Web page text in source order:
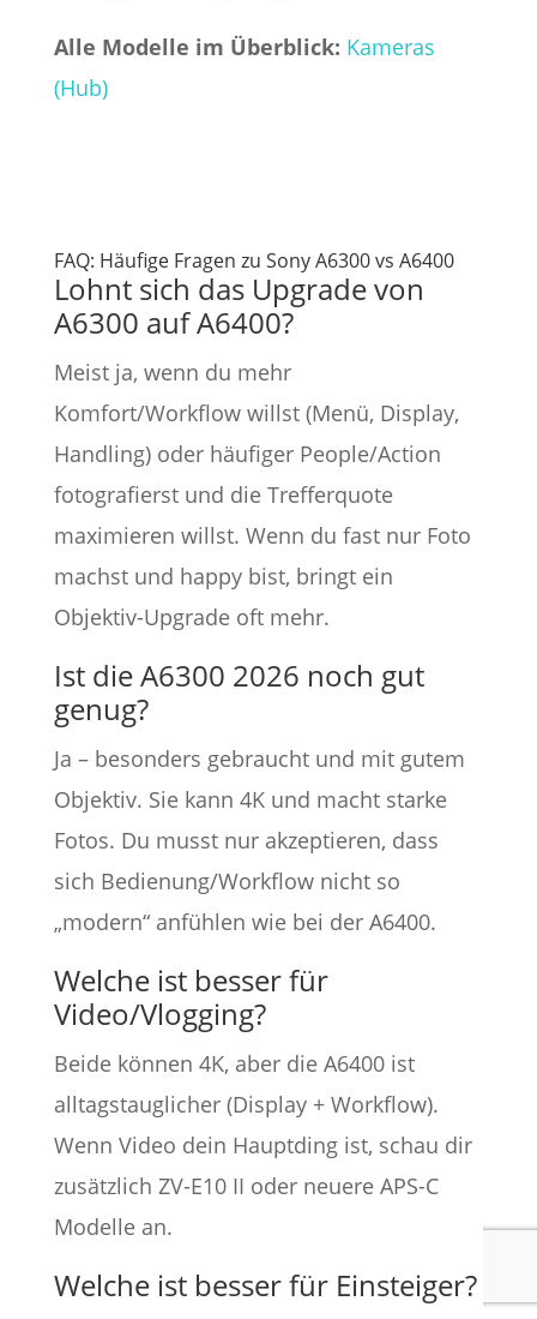
Alle Modelle im Überblick: Kameras
(Hub)
FAQ: Häufige Fragen zu Sony A6300 vs A6400
Lohnt sich das Upgrade von
A6300 auf A6400?
Meist ja, wenn du mehr
Komfort/Workflow willst (Menü, Display,
Handling) oder häufiger People/Action
fotografierst und die Trefferquote
maximieren willst. Wenn du fast nur Foto
machst und happy bist, bringt ein
Objektiv-Upgrade oft mehr.
Ist die A6300 2026 noch gut
genug?
Ja – besonders gebraucht und mit gutem
Objektiv. Sie kann 4K und macht starke
Fotos. Du musst nur akzeptieren, dass
sich Bedienung/Workflow nicht so
„modern“ anfühlen wie bei der A6400.
Welche ist besser für
Video/Vlogging?
Beide können 4K, aber die A6400 ist
alltagstauglicher (Display + Workflow).
Wenn Video dein Hauptding ist, schau dir
zusätzlich ZV-E10 II oder neuere APS-C
Modelle an.
Welche ist besser für Einsteiger?